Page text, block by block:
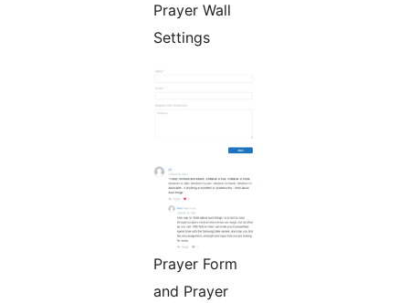
Prayer Wall
Settings
Prayer Form
and Prayer